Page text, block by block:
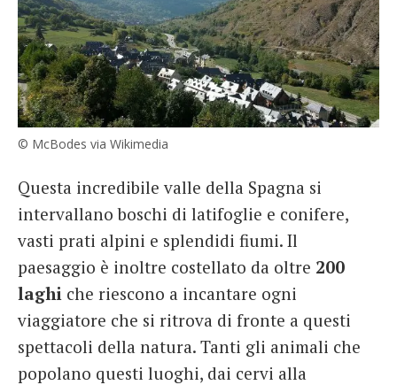
© McBodes via Wikimedia
Questa incredibile valle della Spagna si
intervallano boschi di latifoglie e conifere,
vasti prati alpini e splendidi fiumi. Il
paesaggio è inoltre costellato da oltre 200
laghi che riescono a incantare ogni
viaggiatore che si ritrova di fronte a questi
spettacoli della natura. Tanti gli animali che
popolano questi luoghi, dai cervi alla